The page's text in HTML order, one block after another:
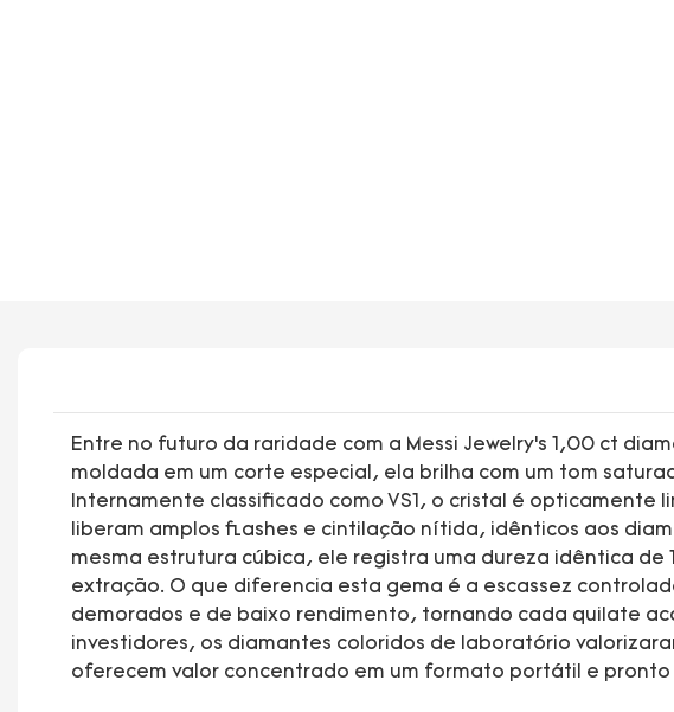
Entre no futuro da raridade com a Messi Jewelry’s 1,00 ct
moldada em um corte especial, ela brilha com um tom
Internamente classificado como VS1, o cristal é opticamente
liberam amplos flashes e cintilação nítida, idênticos aos
mesma estrutura cúbica, ele registra uma dureza idêntica
extração. O que diferencia esta gema é a escassez
demorados e de baixo rendimento, tornando cada quilate
investidores, os diamantes coloridos de laboratório
oferecem valor concentrado em um formato portátil e pronto